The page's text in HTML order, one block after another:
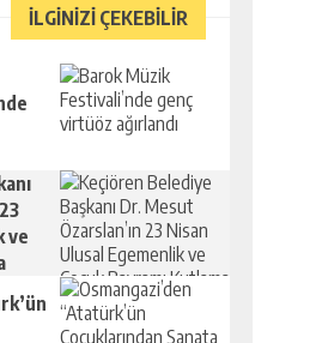
İLGİNİZİ ÇEKEBİLİR
ve